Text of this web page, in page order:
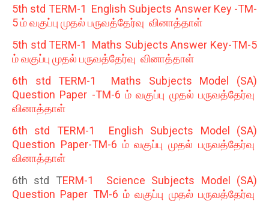
5th std TERM-1 English Subjects Answer Key -TM-
5 ம் வகுப்பு முதல் பருவத்தேர்வு வினாத்தாள்
5th std TERM-1 Maths Subjects Answer Key-TM-5
ம் வகுப்பு முதல் பருவத்தேர்வு வினாத்தாள்
6th std TERM-1 Maths Subjects Model (SA)
Question Paper -TM-6 ம் வகுப்பு முதல் பருவத்தேர்வு
வினாத்தாள்
6th std TERM-1 English Subjects Model (SA)
Question Paper-TM-6 ம் வகுப்பு முதல் பருவத்தேர்வு
வினாத்தாள்
6th std TERM-1 Science Subjects Model (SA)
Question Paper TM-6 ம் வகுப்பு முதல் பருவத்தேர்வு